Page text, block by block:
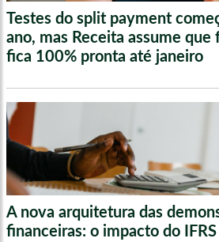
Testes do split payment
ano, mas Receita assume que
fica 100% pronta até janeiro
A nova arquitetura das
financeiras: o impacto do